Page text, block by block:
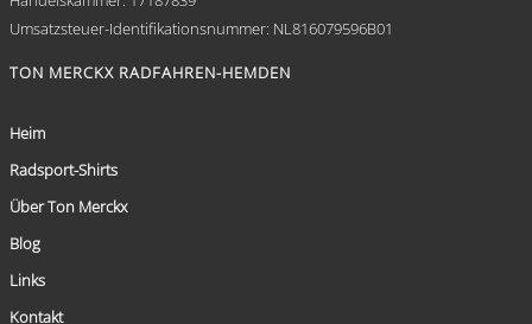
Umsatzsteuer-Identifikationsnummer: NL816079596B01
TON MERCKX RADFAHREN-HEMDEN
Heim
Radsport-Shirts
Über Ton Merckx
Blog
Links
Kontakt